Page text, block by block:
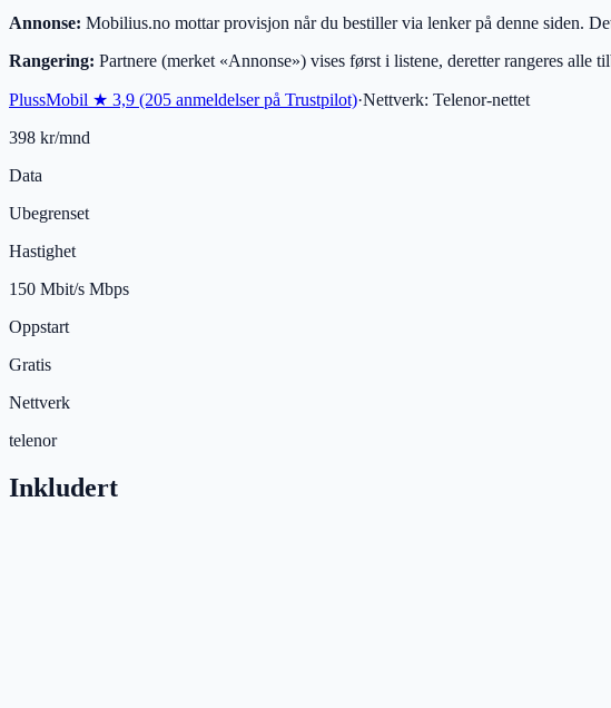
Annonse: Mobilius.no mottar provisjon når du bestiller via lenker på denne siden.
Rangering: Partnere (merket «Annonse») vises først i listene, deretter rangeres alle
PlussMobil ★ 3,9 (205 anmeldelser på Trustpilot)·Nettverk: Telenor-nettet
398 kr/mnd
Data
Ubegrenset
Hastighet
150 Mbit/s Mbps
Oppstart
Gratis
Nettverk
telenor
Inkludert